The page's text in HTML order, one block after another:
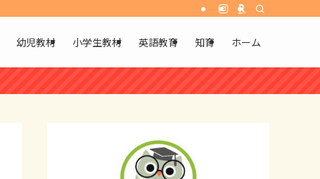
幼児教材 小学生教材 英語教育 知育 ホーム